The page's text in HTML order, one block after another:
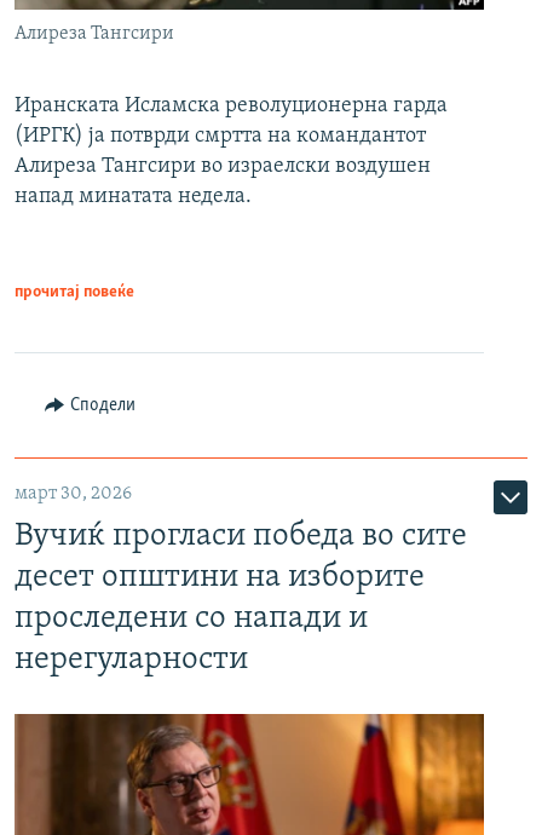
Алиреза Тангсири
Иранската Исламска револуционерна гарда
(ИРГК) ја потврди смртта на командантот
Алиреза Тангсири во израелски воздушен
напад минатата недела.
прочитај повеќе
Сподели
март 30, 2026
Вучиќ прогласи победа во сите
десет општини на изборите
проследени со напади и
нерегуларности